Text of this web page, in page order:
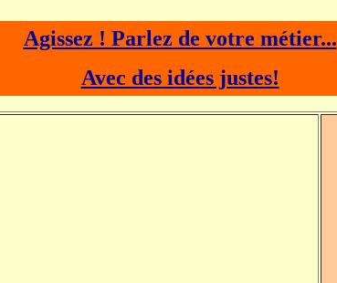
Agissez ! Parlez de votre métier...
Avec des idées justes!